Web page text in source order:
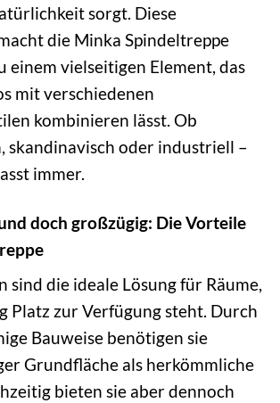
sorgt. Diese
die Minka Spindeltreppe
einem vielseitigen Element, das
mit verschiedenen
kombinieren lässt. Ob
skandinavisch oder industriell –
immer.
doch großzügig: Die Vorteile
sind die ideale Lösung für Räume,
Platz zur Verfügung steht. Durch
Bauweise benötigen sie
Grundfläche als herkömmliche
bieten sie aber dennoch